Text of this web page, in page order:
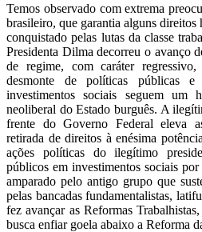
Temos observado com extrema
brasileiro, que garantia alguns
conquistado pelas lutas da classe
Presidenta Dilma decorreu o avanço
de regime, com caráter
desmonte de políticas públicas
investimentos sociais seguem um
neoliberal do Estado burguês. A
frente do Governo Federal eleva
retirada de direitos à enésima
ações políticas do ilegítimo
públicos em investimentos sociais
amparado pelo antigo grupo que
pelas bancadas fundamentalistas,
fez avançar as Reformas
busca enfiar goela abaixo a Reforma